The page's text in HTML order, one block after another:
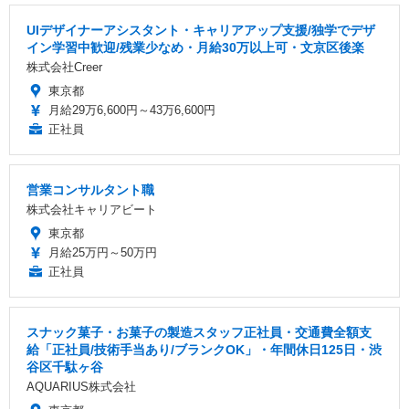
UIデザイナーアシスタント・キャリアアップ支援/独学でデザ
イン学習中歓迎/残業少なめ・月給30万以上可・文京区後楽
株式会社Creer
東京都
月給29万6,600円～43万6,600円
正社員
営業コンサルタント職
株式会社キャリアビート
東京都
月給25万円～50万円
正社員
スナック菓子・お菓子の製造スタッフ正社員・交通費全額支
給「正社員/技術手当あり/ブランクOK」・年間休日125日・渋
谷区千駄ヶ谷
AQUARIUS株式会社